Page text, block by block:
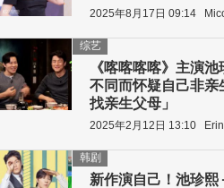
2025年8月17日 09:14
《喀喀喀喀》主演
不同而怀疑自己非亲
找亲生父母」
综艺
2025年2月12日 13:10 Erin
新作演自己！池珍
韩剧